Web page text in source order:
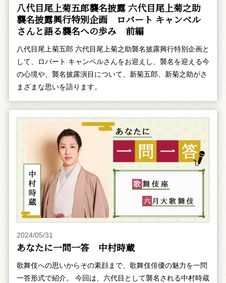
八代目尾上菊五郎襲名披露 六代目尾上菊之助
襲名披露興行特別企画 ――ロバート キャンベル
さんと語る襲名への歩み 前編
八代目尾上菊五郎 六代目尾上菊之助襲名披露興行特別企画と
して、ロバート キャンベルさんをお迎えし、襲名を迎える今
の心境や、襲名披露演目について、新菊五郎、新菊之助がさ
まざまな思いを語ります。
2024/05/31
あなたに一問一答 中村時蔵
歌舞伎への思いからその素顔まで、歌舞伎俳優の魅力を一問
一答形式で紹介。 今回は、六代目として襲名される中村時蔵